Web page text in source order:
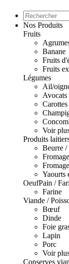
Nos Produits
Fruits
Banane
Fruits
Fruits
Légumes
Ail/
Avocats
Carottes
Voir
Produits
Beurre
Yaourts
OeufPain /
Farine
Viande /
Bœuf
Dinde
Foie
Lapin
Porc
Voir
Conserves